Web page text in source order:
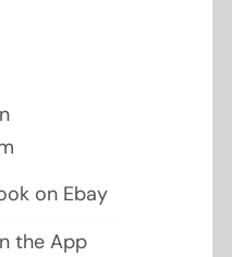
on Ebay
the App